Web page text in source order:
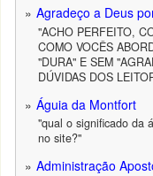
Agradeço a Deus
"ACHO PERFEITO,
COMO VOCÊS
"DURA" E SEM
DÚVIDAS DOS
Águia da Montfort
"qual o significado da
no site?"
Administração